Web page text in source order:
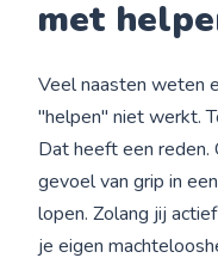
met
Veel naasten weten
"helpen" niet werkt.
Dat heeft een reden.
gevoel van grip in
lopen. Zolang jij
je eigen